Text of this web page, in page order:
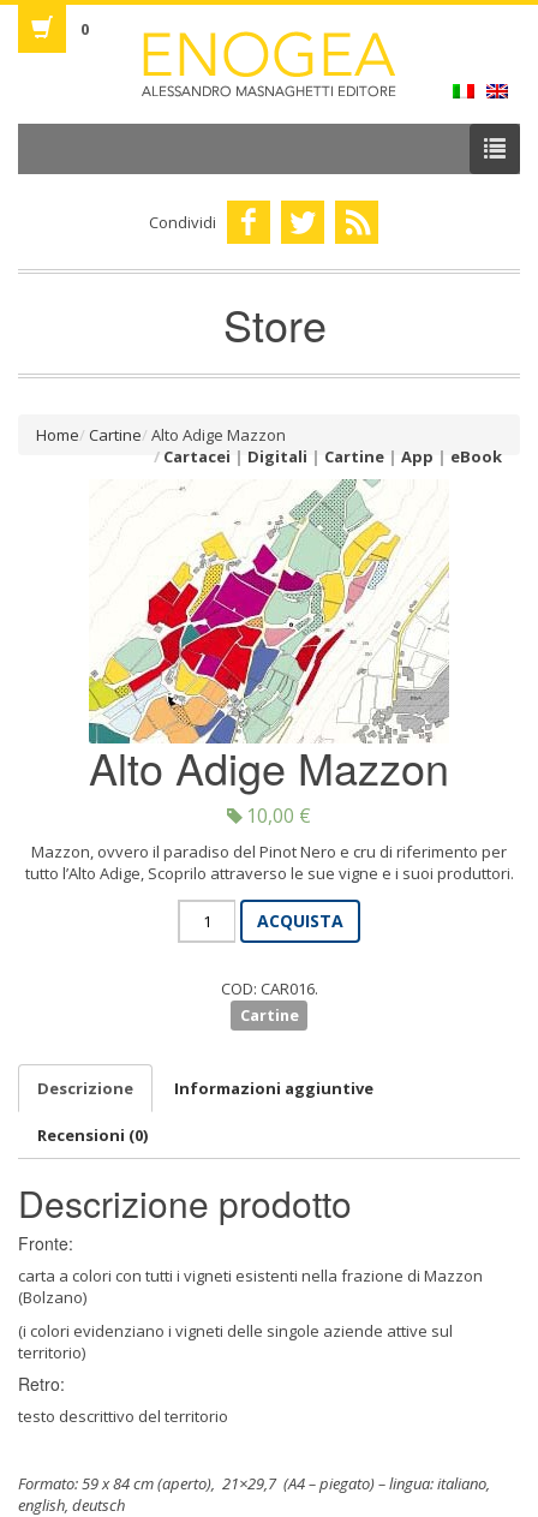
0
Condividi
Store
Home Cartine Alto Adige Mazzon
Cartacei | Digitali | Cartine | App | eBook
Alto Adige Mazzon
10,00 €
Mazzon, ovvero il paradiso del Pinot Nero e cru di riferimento per
tutto l’Alto Adige, Scoprilo attraverso le sue vigne e i suoi produttori.
Alto
Adige
ACQUISTA
COD: CAR016.
Cartine
Descrizione Informazioni aggiuntive
Recensioni (0)
Descrizione prodotto
Fronte:
carta a colori con tutti i vigneti esistenti nella frazione di Mazzon
(Bolzano)
(i colori evidenziano i vigneti delle singole aziende attive sul
territorio)
Retro:
testo descrittivo del territorio
Formato: 59 x 84 cm (aperto), 21×29,7 (A4 – piegato) – lingua: italiano,
english, deutsch